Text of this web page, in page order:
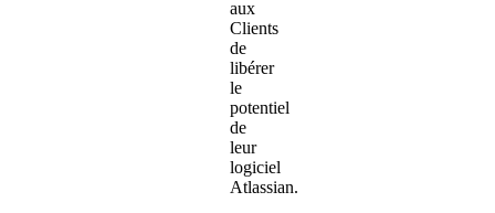
aux
Clients
de
libérer
le
potentiel
de
leur
logiciel
Atlassian.